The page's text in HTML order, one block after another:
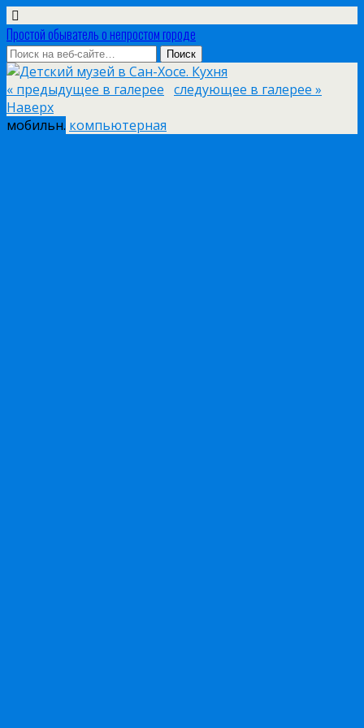
Простой обыватель о непростом городе
« предыдущее в галерее следующее в галерее »
Наверх
мобильн. компьютерная